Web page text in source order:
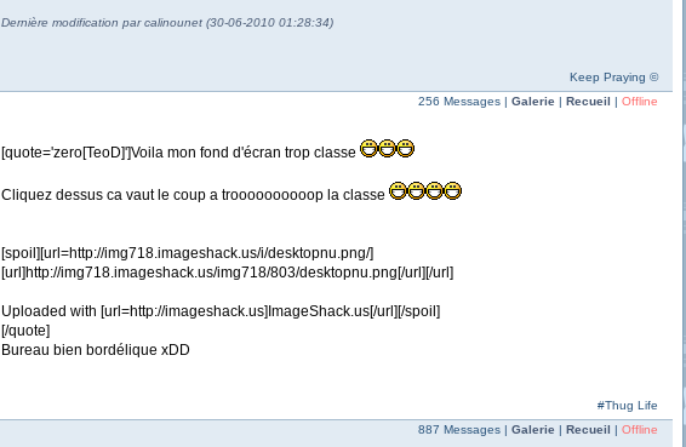
Dernière modification par calinounet (30-06-2010 01:28:34)
Keep Praying ©
256 Messages | Galerie | Recueil | Offline
[quote='zero[TeoD]']Voila mon fond d'écran trop classe
Cliquez dessus ca vaut le coup a troooooooooop la classe
[spoil][url=http://img718.imageshack.us/i/desktopnu.png/]
[url]http://img718.imageshack.us/img718/803/desktopnu.png[/url][/url]
Uploaded with [url=http://imageshack.us]ImageShack.us[/url][/spoil]
[/quote]
Bureau bien bordélique xDD
#Thug Life
887 Messages | Galerie | Recueil | Offline